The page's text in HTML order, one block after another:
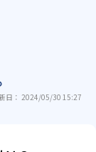
日： 2024/05/30 15:27